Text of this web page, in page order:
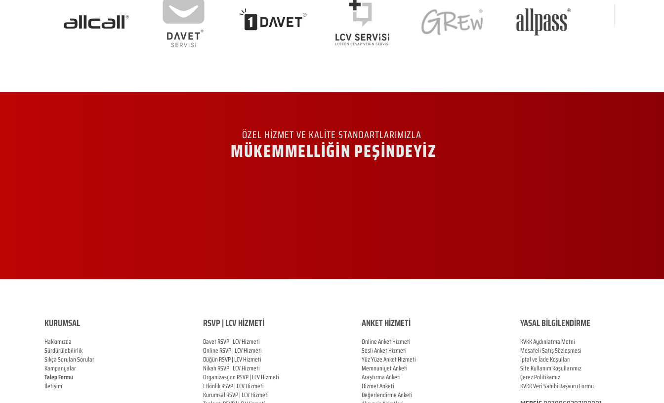
ÖZEL HİZMET VE KALİTE STANDARTLARIMIZLA
MÜKEMMELLİĞİN PEŞİNDEYİZ
KURUMSAL
Hakkımızda
Sürdürülebilirlik
Sıkça Sorulan Sorular
Kampanyalar
Talep Formu
İletişim
RSVP | LCV HİZMETİ
Davet RSVP | LCV Hizmeti
OnlineRSVP |LCV Hizmeti
DüğünRSVP |LCV Hizmeti
NikahRSVP |LCV Hizmeti
OrganizasyonRSVP |LCV Hizmeti
EtkinlikRSVP |LCV Hizmeti
KurumsalRSVP |LCV Hizmeti
ANKET HİZMETİ
Online Anket Hizmeti
Sesli Anket Hizmeti
Yüz Yüze Anket Hizmeti
Memnuniyet Anketi
Araştırma Anketi
Hizmet Anketi
Değerlendirme Anketi
YASAL BİLGİLENDİRME
KVKK Aydınlatma Metni
Mesafeli Satış Sözleşmesi
İptal ve İade Koşulları
Site Kullanım Koşullarımız
Çerez Politikamız
KVKK Veri Sahibi Başvuru Formu